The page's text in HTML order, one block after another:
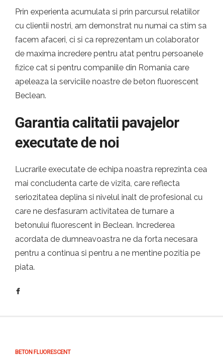
Prin experienta acumulata si prin parcursul relatiilor
cu clientii nostri, am demonstrat nu numai ca stim sa
facem afaceri, ci si ca reprezentam un colaborator
de maxima incredere pentru atat pentru persoanele
fizice cat si pentru companiile din Romania care
apeleaza la serviciile noastre de beton fluorescent
Beclean.
Garantia calitatii pavajelor
executate de noi
Lucrarile executate de echipa noastra reprezinta cea
mai concludenta carte de vizita, care reflecta
seriozitatea deplina si nivelul inalt de profesional cu
care ne desfasuram activitatea de turnare a
betonului fluorescent in Beclean. Increderea
acordata de dumneavoastra ne da forta necesara
pentru a continua si pentru a ne mentine pozitia pe
piata.
BETON FLUORESCENT